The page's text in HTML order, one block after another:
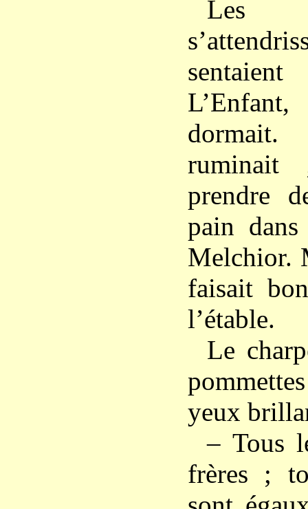
ruminait
prendre
pain
Melchior.
faisait
l’étable.
Le
yeux
– Tous
frères ;